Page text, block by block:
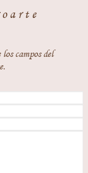
campos del